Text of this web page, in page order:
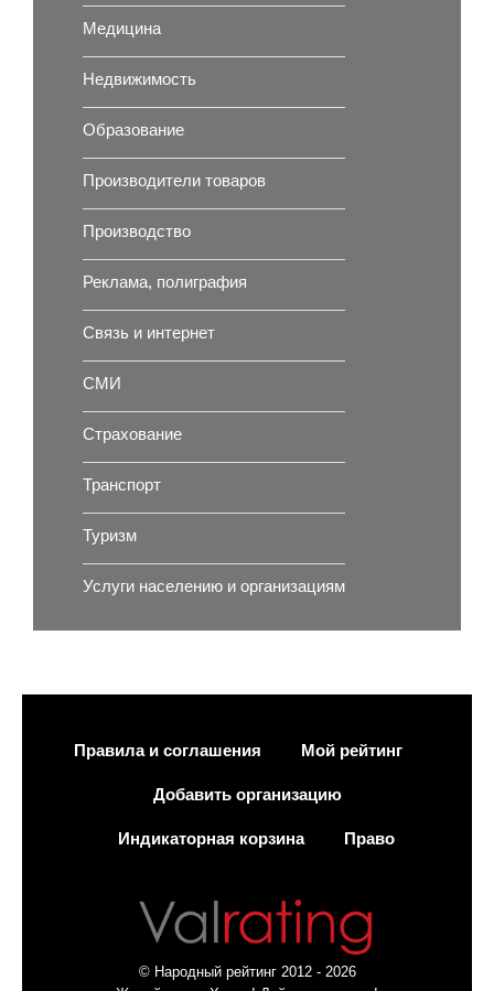
Медицина
Недвижимость
Образование
Производители товаров
Производство
Реклама, полиграфия
Связь и интернет
СМИ
Страхование
Транспорт
Туризм
Услуги населению и организациям
Правила и соглашения Мой рейтинг
Добавить организацию
Индикаторная корзина Право
© Народный рейтинг 2012 - 2026